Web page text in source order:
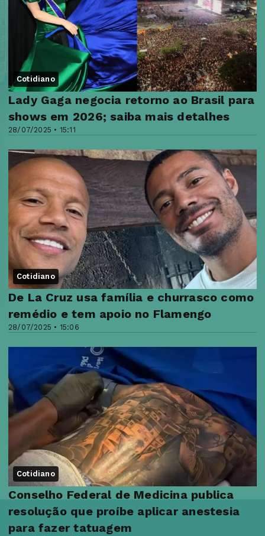
Cotidiano
28/07/2025 • 15:11
Lady Gaga negocia retorno ao Brasil para
shows em 2026; saiba mais detalhes
Cotidiano
28/07/2025 • 15:06
De La Cruz usa família e churrasco como
remédio e tem apoio no Flamengo
Cotidiano
Conselho Federal de Medicina publica
resolução que proíbe aplicar anestesia
para fazer tatuagem